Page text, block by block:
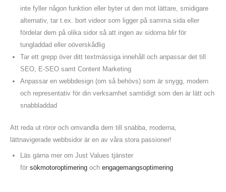
inte fyller någon funktion eller byter ut den mot lättare, smidigare
alternativ, tar t.ex. bort videor som ligger på samma sida eller
fördelar dem på olika sidor så att ingen av sidorna blir för
tungladdad eller oöverskådlig
Tar ett grepp över ditt textmässiga innehåll och anpassar det till
SEO, E-SEO samt Content Marketing
Anpassar en webbdesign (om så behövs) som är snygg, modern
och representativ för din verksamhet samtidigt som den är lätt och
snabbladdad
Att reda ut röror och omvandla dem till snabba, moderna,
lättnavigerade webbsidor är en av våra stora passioner!
Läs gärna mer om Just Values tjänster
för sökmotoroptimering och engagemangsoptimering